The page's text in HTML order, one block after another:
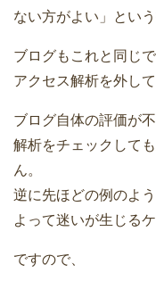
ない方がよい」とい
ブログもこれと同じ
アクセス解析を外し
ブログ自体の評価が
解析をチェックして
ん。
逆に先ほどの例のよ
よって迷いが生じる
ですので、